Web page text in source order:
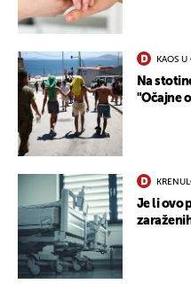
KAOS U
Na
"Očajne
Je li ovo